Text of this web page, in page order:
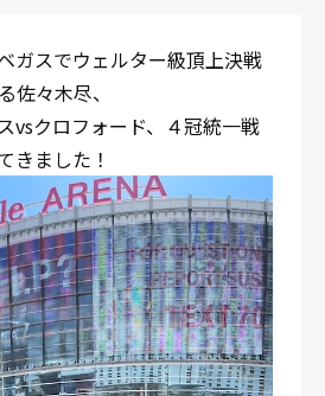
王子市南町3-8 第2原嶋ビル1F
：042-622-7222
〜22:00 / 日・祝 14:00〜19:00
ガスでウェルター級頂上決戦
佐々木尽、
vsクロフォード、４冠統一戦
きました！